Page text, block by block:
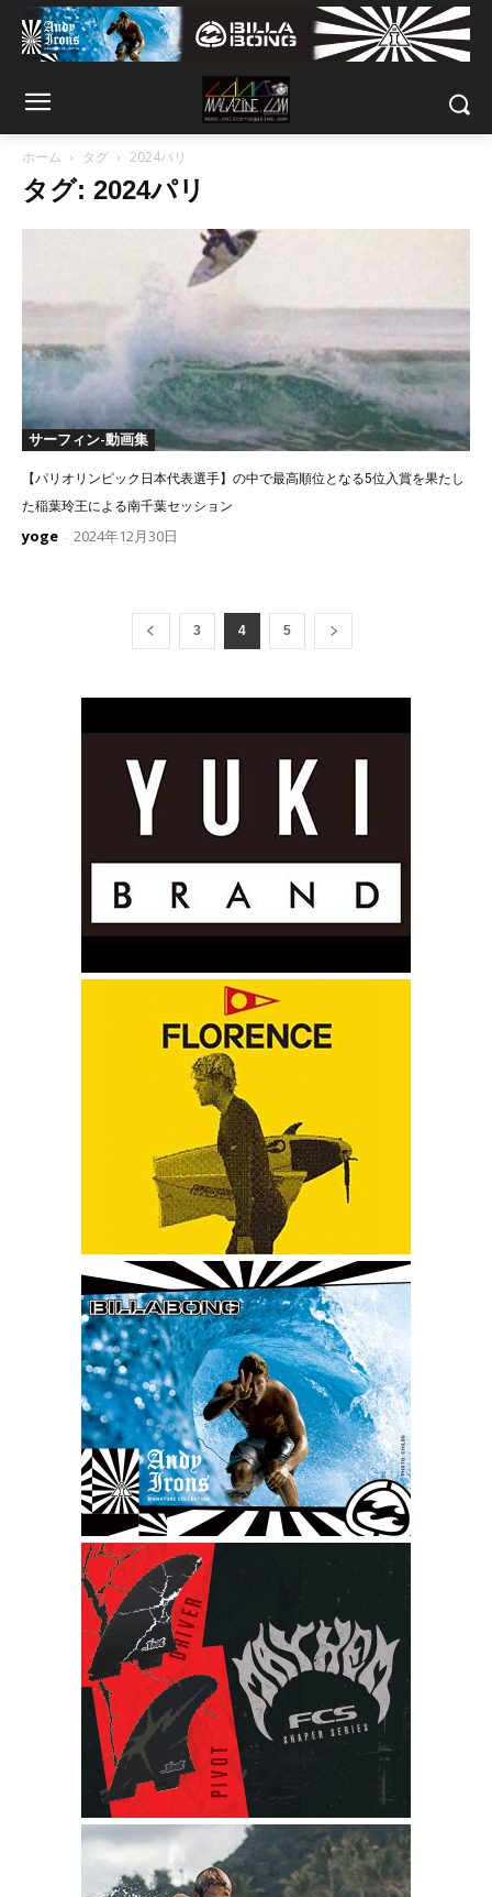
ホーム タグ 2024パリ
タグ: 2024パリ
サーフィン-動画集
【パリオリンピック日本代表選手】の中で最高順位となる5位入賞を果たし
た稲葉玲王による南千葉セッション
yoge - 2024年12月30日
3 4 5